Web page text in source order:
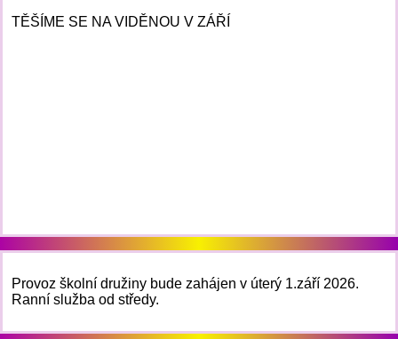
TĚŠÍME SE NA VIDĚNOU V ZÁŘÍ
Provoz školní družiny bude zahájen v úterý 1.září 2026.
Ranní služba od středy.